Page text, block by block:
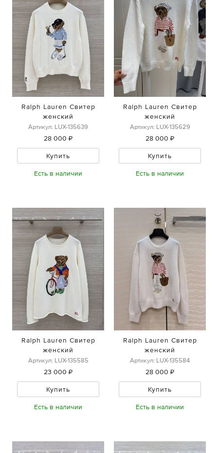
Ralph Lauren Свитер
женский
Артикул: LUX-135639
28 000 ₽
Купить
Есть в наличии
Ralph Lauren Свитер
женский
Артикул: LUX-135629
28 000 ₽
Купить
Есть в наличии
Ralph Lauren Свитер
женский
Артикул: LUX-135585
23 000 ₽
Купить
Есть в наличии
Ralph Lauren Свитер
женский
Артикул: LUX-135584
28 000 ₽
Купить
Есть в наличии